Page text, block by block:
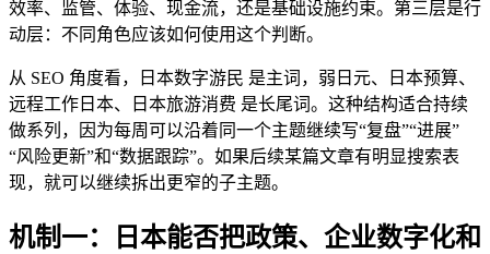
效率、监管、体验、现金流，还是基础设施约束。第三层是行
动层：不同角色应该如何使用这个判断。
从 SEO 角度看，日本数字游民 是主词，弱日元、日本预算、
远程工作日本、日本旅游消费 是长尾词。这种结构适合持续
做系列，因为每周可以沿着同一个主题继续写“复盘”“进展”
“风险更新”和“数据跟踪”。如果后续某篇文章有明显搜索表
现，就可以继续拆出更窄的子主题。
机制一：日本能否把政策、企业数字化和